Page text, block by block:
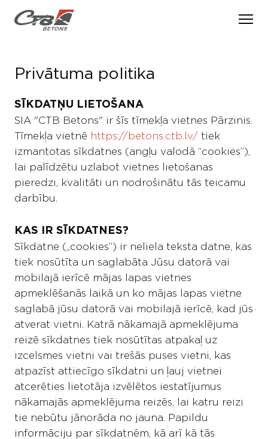
Par mums
Vēsture
Vērtības
Kvalitātes vadība
PAKALPOJUMI
Betona piegāde
Betona sūknēšana
RAŽOŠANA
SPECIĀLĀ TEHNIKA
KONTAKTI
Privātuma politika
SĪKDATŅU LIETOŠANA
SIA "CTB Betons" ir šīs tīmekļa vietnes Pārzinis.
Tīmekļa vietnē https://betons.ctb.lv/ tiek
izmantotas sīkdatnes (angļu valodā “cookies”),
lai palīdzētu uzlabot vietnes lietošanas
pieredzi, kvalitāti un nodrošinātu tās teicamu
darbību.
KAS IR SĪKDATNES?
Sīkdatne („cookies”) ir neliela teksta datne, kas
tiek nosūtīta un saglabāta Jūsu datorā vai
mobilajā ierīcē mājas lapas vietnes
apmeklēšanās laikā un ko mājas lapas vietne
saglabā jūsu datorā vai mobilajā ierīcē, kad jūs
atverat vietni. Katrā nākamajā apmeklējuma
reizē sīkdatnes tiek nosūtītas atpakaļ uz
izcelsmes vietni vai trešās puses vietni, kas
atpazīst attiecīgo sīkdatni un ļauj vietnei
atcerēties lietotāja izvēlētos iestatījumus
nākamajās apmeklējuma reizēs, lai katru reizi
tie nebūtu jānorāda no jauna. Papildu
informāciju par sīkdatnēm, kā arī kā tās